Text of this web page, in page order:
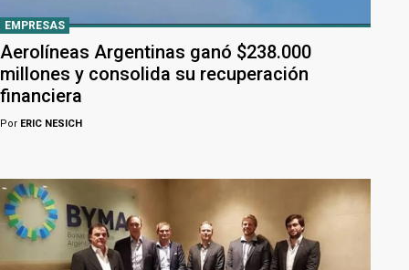
EMPRESAS
Aerolíneas Argentinas ganó $238.000
millones y consolida su recuperación
financiera
Por ERIC NESICH